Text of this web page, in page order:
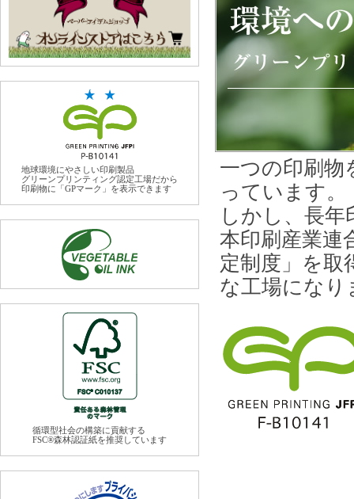
地球環境にやさしい印刷製品
グリーンプリンティング認定工場だから
印刷物に「GPマーク」を表示できます
循環型社会の構築に貢献する
FSC®森林認証紙を推奨しています
一つの印刷物
っています。
しかし、長
本印刷産業連
定制度」を取
な工場になり